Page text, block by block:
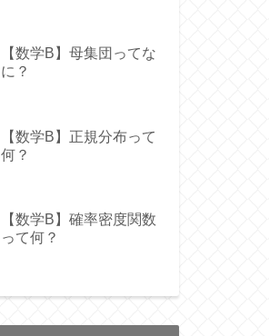
【数学B】母集団ってな
に？
【数学B】正規分布って
何？
【数学B】確率密度関数
って何？